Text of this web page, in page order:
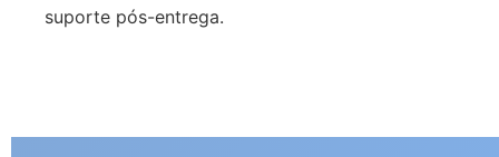
suporte pós-entrega.